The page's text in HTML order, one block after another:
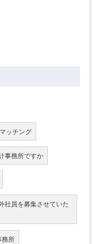
ッチング
事務所ですか
社員を募集させていた
務所